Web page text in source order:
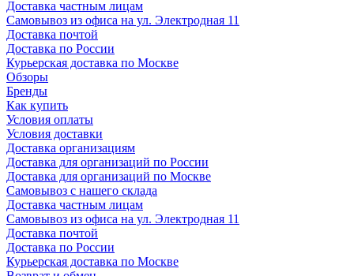
Доставка частным лицам
Самовывоз из офиса на ул. Электродная 11
Доставка почтой
Доставка по России
Курьерская доставка по Москве
Обзоры
Бренды
Как купить
Условия оплаты
Условия доставки
Доставка организациям
Доставка для организаций по России
Доставка для организаций по Москве
Самовывоз с нашего склада
Доставка частным лицам
Самовывоз из офиса на ул. Электродная 11
Доставка почтой
Доставка по России
Курьерская доставка по Москве